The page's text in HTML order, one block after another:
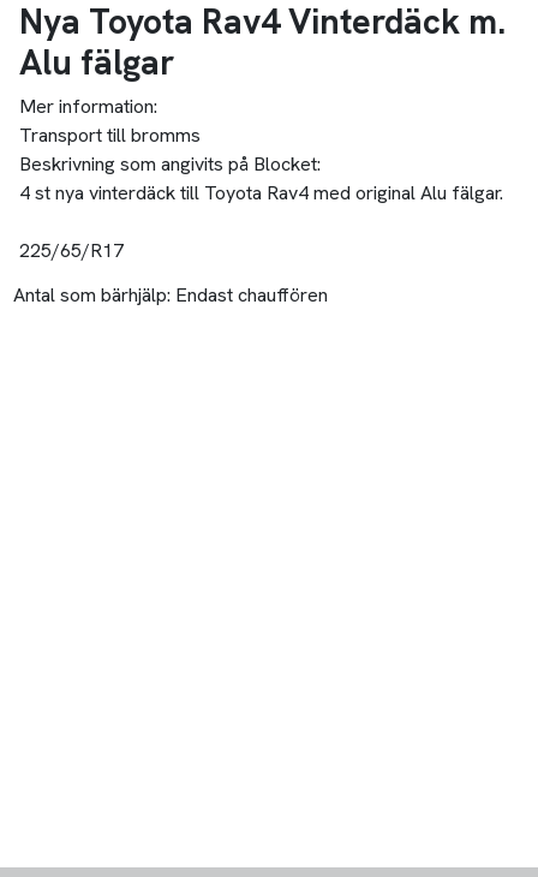
Nya Toyota Rav4 Vinterdäck m.
Alu fälgar
Mer information:
Transport till bromms
Beskrivning som angivits på Blocket:
4 st nya vinterdäck till Toyota Rav4 med original Alu fälgar.
225/65/R17
Antal som bärhjälp: Endast chauffören